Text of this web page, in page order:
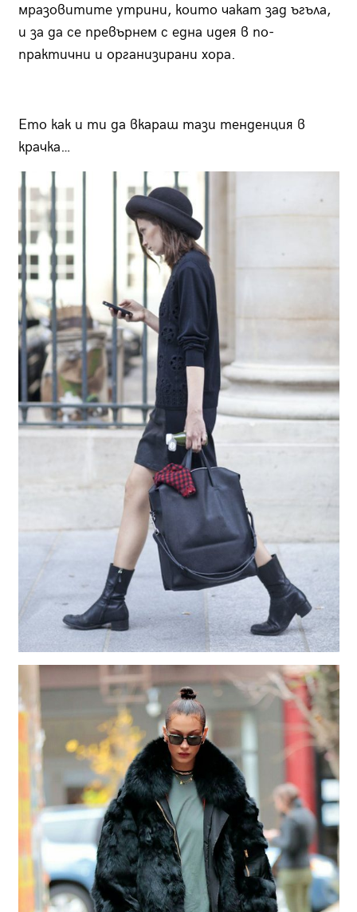
мразовитите утрини, които чакат зад ъгъла,
и за да се превърнем с една идея в по-
практични и организирани хора.
Ето как и ти да вкараш тази тенденция в
крачка…